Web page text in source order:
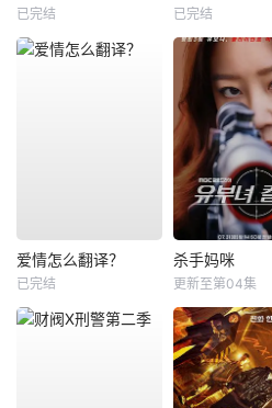
已完结 已完结
爱情怎么翻译？
已完结
杀手妈咪
更新至第04集